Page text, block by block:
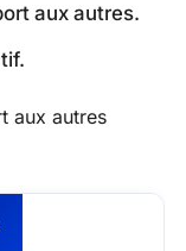
aux autres.
aux autres